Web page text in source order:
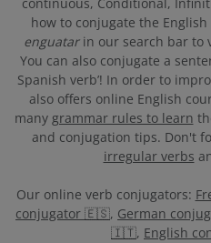
continuous, Conditional,
how to conjugate the English
enguatarin our search bar to
You can also conjugate a
Spanish verb’! In order to
also offers online English
many grammar rules to learn
and conjugation tips. Don't
irregular verbs
Our online verb conjugators:
conjugator 🇪🇸, German
🇮🇹, English